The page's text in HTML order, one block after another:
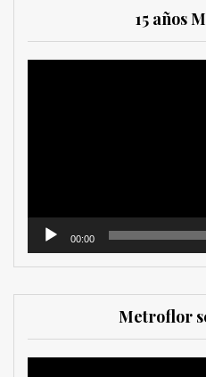
15 años
00:00
Metroflor